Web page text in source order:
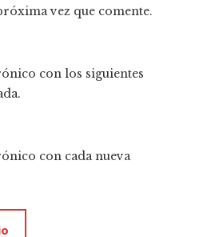
vez que comente.
con los siguientes
con cada nueva